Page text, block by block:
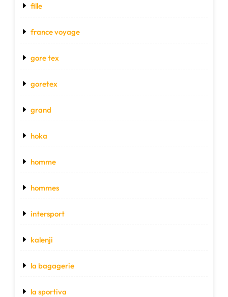
fille
france voyage
gore tex
goretex
grand
hoka
homme
hommes
intersport
kalenji
la bagagerie
la sportiva